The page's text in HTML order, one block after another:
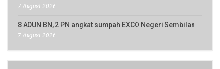
7 August 2026
8 ADUN BN, 2 PN angkat sumpah EXCO Negeri Sembilan
7 August 2026